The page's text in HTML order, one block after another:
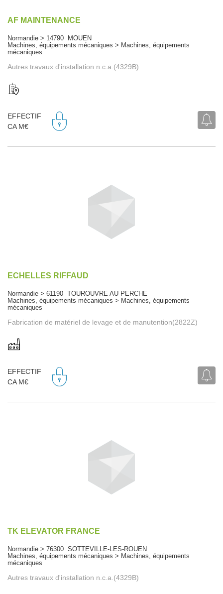
AF MAINTENANCE
Normandie > 14790 MOUEN
Machines, équipements mécaniques > Machines, équipements
mécaniques
Autres travaux d'installation n.c.a.(4329B)
EFFECTIF
CA M€
ECHELLES RIFFAUD
Normandie > 61190 TOUROUVRE AU PERCHE
Machines, équipements mécaniques > Machines, équipements
mécaniques
Fabrication de matériel de levage et de manutention(2822Z)
EFFECTIF
CA M€
TK ELEVATOR FRANCE
Normandie > 76300 SOTTEVILLE-LES-ROUEN
Machines, équipements mécaniques > Machines, équipements
mécaniques
Autres travaux d'installation n.c.a.(4329B)